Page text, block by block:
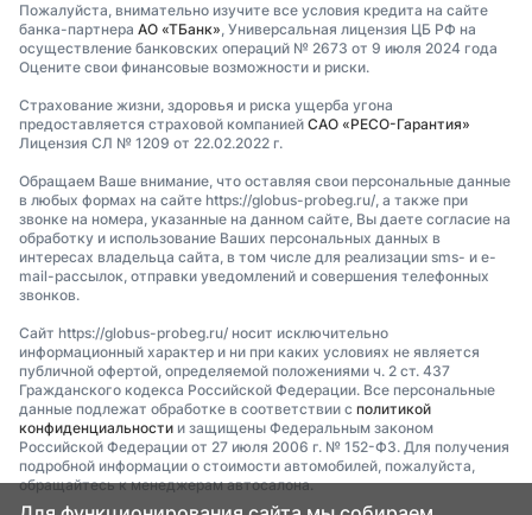
Пожалуйста, внимательно изучите все условия кредита на сайте
банка-партнера АО «ТБанк», Универсальная лицензия ЦБ РФ на
осуществление банковских операций № 2673 от 9 июля 2024 года
Оцените свои финансовые возможности и риски.
Страхование жизни, здоровья и риска ущерба угона
предоставляется страховой компанией САО «РЕСО-Гарантия»
Лицензия СЛ № 1209 от 22.02.2022 г.
Обращаем Ваше внимание, что оставляя свои персональные данные
в любых формах на сайте https://globus-probeg.ru/, а также при
звонке на номера, указанные на данном сайте, Вы даете согласие на
обработку и использование Ваших персональных данных в
интересах владельца сайта, в том числе для реализации sms- и e-
mail-рассылок, отправки уведомлений и совершения телефонных
звонков.
Сайт https://globus-probeg.ru/ носит исключительно
информационный характер и ни при каких условиях не является
публичной офертой, определяемой положениями ч. 2 ст. 437
Гражданского кодекса Российской Федерации. Все персональные
данные подлежат обработке в соответствии с политикой
конфиденциальности и защищены Федеральным законом
Российской Федерации от 27 июля 2006 г. № 152-ФЗ. Для получения
подробной информации о стоимости автомобилей, пожалуйста,
обращайтесь к менеджерам автосалона.